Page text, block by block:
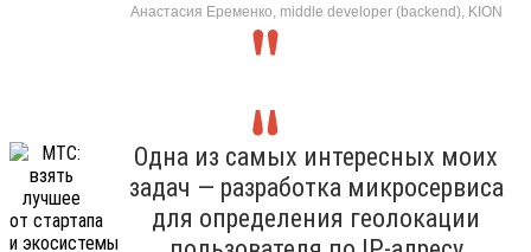
Анастасия Еременко, middle developer (backend), KION
Одна из самых интересных моих
задач — разработка микросервиса
для определения геолокации